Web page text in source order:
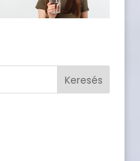
Keresés